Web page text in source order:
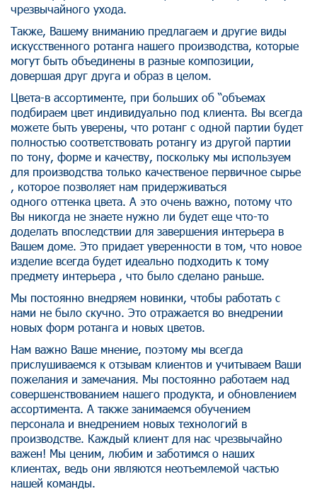
чрезвычайного ухода.
Также, Вашему вниманию предлагаем и другие виды
искусственного ротанга нашего производства, которые
могут быть объединены в разные композиции,
довершая друг друга и образ в целом.
Цвета-в ассортименте, при больших об “объемах
подбираем цвет индивидуально под клиента. Вы всегда
можете быть уверены, что ротанг с одной партии будет
полностью соответствовать ротангу из другой партии
по тону, форме и качеству, поскольку мы используем
для производства только качественое первичное сырье
, которое позволяет нам придерживаться
одного оттенка цвета. А это очень важно, потому что
Вы никогда не знаете нужно ли будет еще что-то
доделать впоследствии для завершения интерьера в
Вашем доме. Это придает уверенности в том, что новое
изделие всегда будет идеально подходить к тому
предмету интерьера , что было сделано раньше.
Мы постоянно внедряем новинки, чтобы работать с
нами не было скучно. Это отражается во внедрении
новых форм ротанга и новых цветов.
Нам важно Ваше мнение, поэтому мы всегда
прислушиваемся к отзывам клиентов и учитываем Ваши
пожелания и замечания. Мы постоянно работаем над
совершенствованием нашего продукта, и обновлением
ассортимента. А также занимаемся обучением
персонала и внедрением новых технологий в
производстве. Каждый клиент для нас чрезвычайно
важен! Мы ценим, любим и заботимся о наших
клиентах, ведь они являются неотъемлемой частью
нашей команды.